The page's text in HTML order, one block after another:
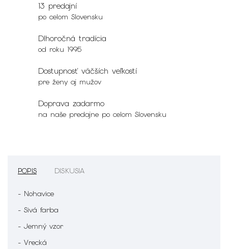
13 predajní
po celom Slovensku
Dlhoročná tradícia
od roku 1995
Dostupnosť väčších veľkostí
pre ženy aj mužov
Doprava zadarmo
na naše predajne po celom Slovensku
POPIS DISKUSIA
- Nohavice
- Sivá farba
- Jemný vzor
- Vrecká